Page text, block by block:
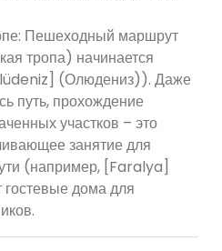
Пешеходный маршрут
тропа) начинается
(Олюдениз)). Даже
путь, прохождение
участков – это
занятие для
(например, [Faralya]
дома для